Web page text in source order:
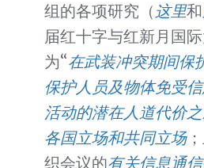
组的各项研究（ 这里和
届红十字与红新月国
为“在武装冲突期间保
保护人员及物体免受
活动的潜在人道代价
各国立场和共同立场
织会议的有关信息通